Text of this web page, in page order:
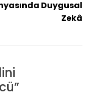
Duygusal
Zekâ
”